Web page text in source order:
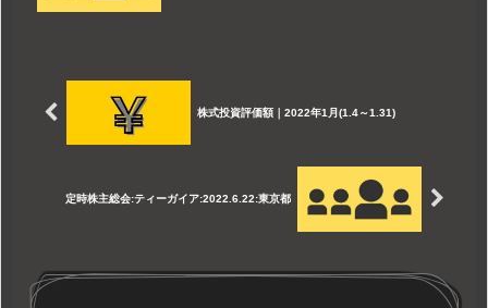
株式投資評価額｜2022年1月(1.4～1.31)
定時株主総会:ティーガイア:2022.6.22:東京都